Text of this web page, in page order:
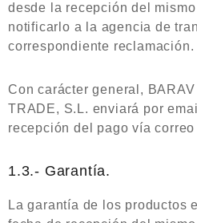
desde la recepción del
notificarlo a la agencia de
correspondiente reclamación.
Con carácter general,
TRADE, S.L. enviará por
recepción del pago vía
1.3.- Garantía.
La garantía de los productos